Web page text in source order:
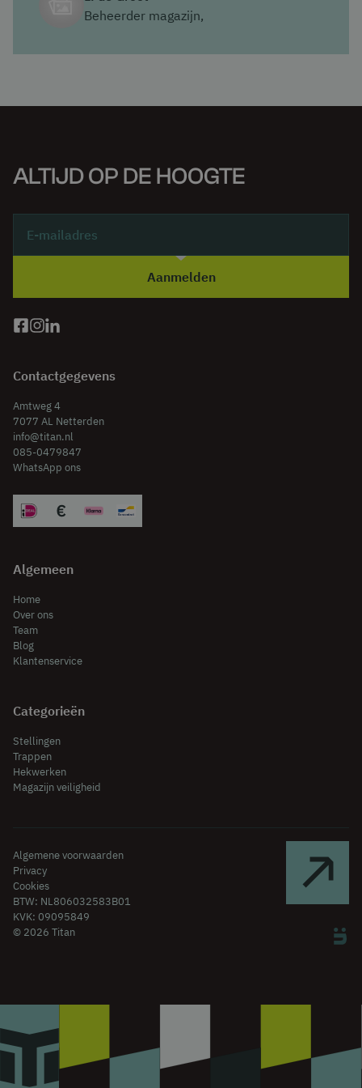
variëren. Voor houten plaatmateriaal wordt vaak gewerkt
met een schoorvakbreedte van 1 meter. Voor stijver
liggen. Dit kan problemen veroorzaken bij het plaatsen of
oversteken (zie punt 1). Als pakketten aan beide zijden
500 mm uitsteken, kan een schoorvakbreedte van 1000
mm ertoe leiden dat de pakketten elkaar raken. In
dergelijke gevallen is een schoorvakbreedte van
minimaal 1250 mm aan te bevelen zodat er 250 mm
Bij complexe situaties helpt het om een schets te maken
van de pakketten en de schoorvakbreedtes. Dit biedt een
visueel overzicht en vergemakkelijkt het maken van de
voorbeelden, zie
hier.
Het pakket van 4000mm op 4 armen waardoor dit
Beheerder magazijn,
Contactgegevens
Amtweg 4
7077 AL Netterden
info@titan.nl
085-0479847
WhatsApp ons
Algemeen
Home
Over ons
Team
Blog
Klantenservice
Categorieën
Stellingen
Trappen
Hekwerken
Magazijn veiligheid
ALTIJD OP DE HOOGTE
Aanmelden
Algemene voorwaarden
Privacy
Cookies
BTW: NL806032583B01
KVK: 09095849
© 2026 Titan